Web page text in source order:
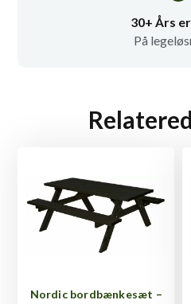
30+ Års
På
Nordic bordbænkesæt –